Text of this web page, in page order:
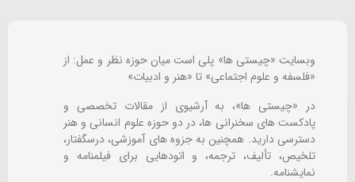
وبسایت «چیستی ها» پلی است میان حوزه نظر و عمل: از
«فلسفه و علوم اجتماعی» تا «هنر و ادبیات»
در «چیستی ها»، به آرشیوی از مقالات تخصصی و
پادکست های سخنرانی ها، در دو حوزه علوم انسانی و هنر
دسترسی دارید. همچنین به جزوه های آموزشی، درسگفتار،
تلخیص، تألیف، ترجمه، و اتودهایی برایفیلمنامه و
نمایشنامه.